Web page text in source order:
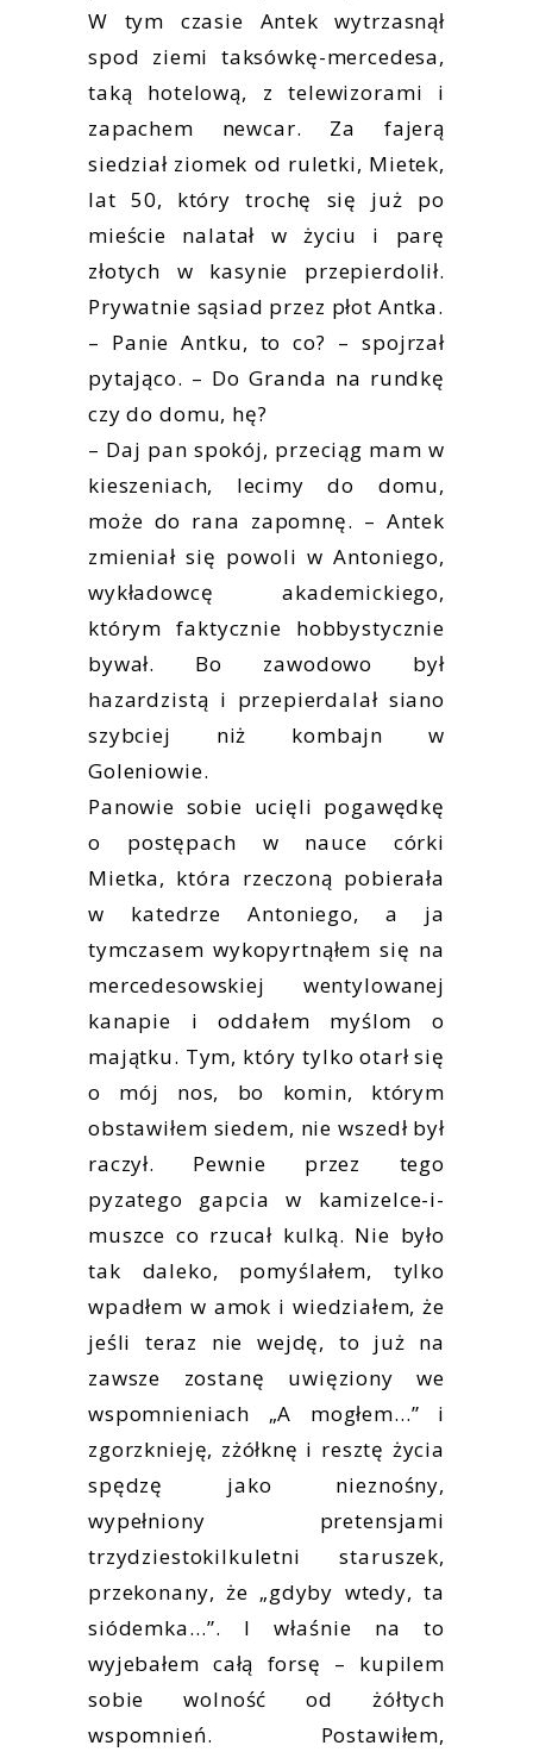
W tym czasie Antek wytrzasnął
spod ziemi taksówkę-mercedesa,
taką hotelową, z telewizorami i
zapachem newcar. Za fajerą
siedział ziomek od ruletki, Mietek,
lat 50, który trochę się już po
mieście nalatał w życiu i parę
złotych w kasynie przepierdolił.
Prywatnie sąsiad przez płot Antka.
– Panie Antku, to co? – spojrzał
pytająco. – Do Granda na rundkę
czy do domu, hę?
– Daj pan spokój, przeciąg mam w
kieszeniach, lecimy do domu,
może do rana zapomnę. – Antek
zmieniał się powoli w Antoniego,
wykładowcę akademickiego,
którym faktycznie hobbystycznie
bywał. Bo zawodowo był
hazardzistą i przepierdalał siano
szybciej niż kombajn w
Goleniowie.
Panowie sobie ucięli pogawędkę
o postępach w nauce córki
Mietka, która rzeczoną pobierała
w katedrze Antoniego, a ja
tymczasem wykopyrtnąłem się na
mercedesowskiej wentylowanej
kanapie i oddałem myślom o
majątku. Tym, który tylko otarł się
o mój nos, bo komin, którym
obstawiłem siedem, nie wszedł był
raczył. Pewnie przez tego
pyzatego gapcia w kamizelce-i-
muszce co rzucał kulką. Nie było
tak daleko, pomyślałem, tylko
wpadłem w amok i wiedziałem, że
jeśli teraz nie wejdę, to już na
zawsze zostanę uwięziony we
wspomnieniach „A mogłem…” i
zgorzknieję, zżółknę i resztę życia
spędzę jako nieznośny,
wypełniony pretensjami
trzydziestokilkuletni staruszek,
przekonany, że „gdyby wtedy, ta
siódemka…”. I właśnie na to
wyjebałem całą forsę – kupilem
sobie wolność od żółtych
wspomnień. Postawiłem,